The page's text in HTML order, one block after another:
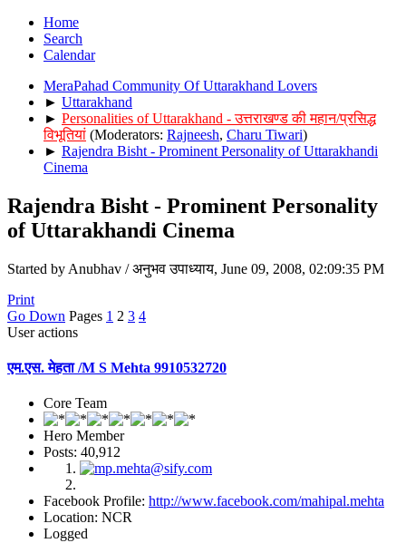
Home
Search
Calendar
MeraPahad Community Of Uttarakhand Lovers
► Uttarakhand
► Personalities of Uttarakhand - उत्तराखण्ड की महान/प्रसिद्ध
विभूतियां (Moderators: Rajneesh, Charu Tiwari)
► Rajendra Bisht - Prominent Personality of Uttarakhandi
Cinema
Rajendra Bisht - Prominent Personality
of Uttarakhandi Cinema
Started by Anubhav / अनुभव उपाध्याय, June 09, 2008, 02:09:35 PM
Print
Go Down Pages 1 2 3 4
User actions
एम.एस. मेहता /M S Mehta 9910532720
Core Team
Hero Member
Posts: 40,912
Facebook Profile: http://www.facebook.com/mahipal.mehta
Location: NCR
Logged